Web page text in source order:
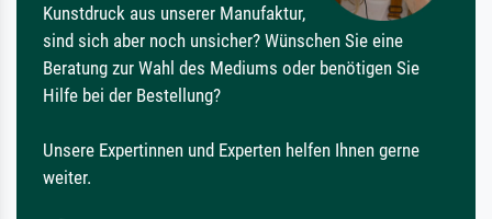
Kunstdruck aus unserer Manufaktur,
sind sich aber noch unsicher? Wünschen Sie eine
Beratung zur Wahl des Mediums oder benötigen Sie
Hilfe bei der Bestellung?
Unsere Expertinnen und Experten helfen Ihnen gerne
weiter.